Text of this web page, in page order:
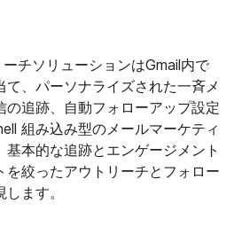
チソリューションはGmail内で
、パーソナライズされた一斉メ
の追跡、自動フォローアップ設定
組み込み型のメールマーケティ
本的な追跡とエンゲージメント
を絞ったアウトリーチとフォロー
ます。